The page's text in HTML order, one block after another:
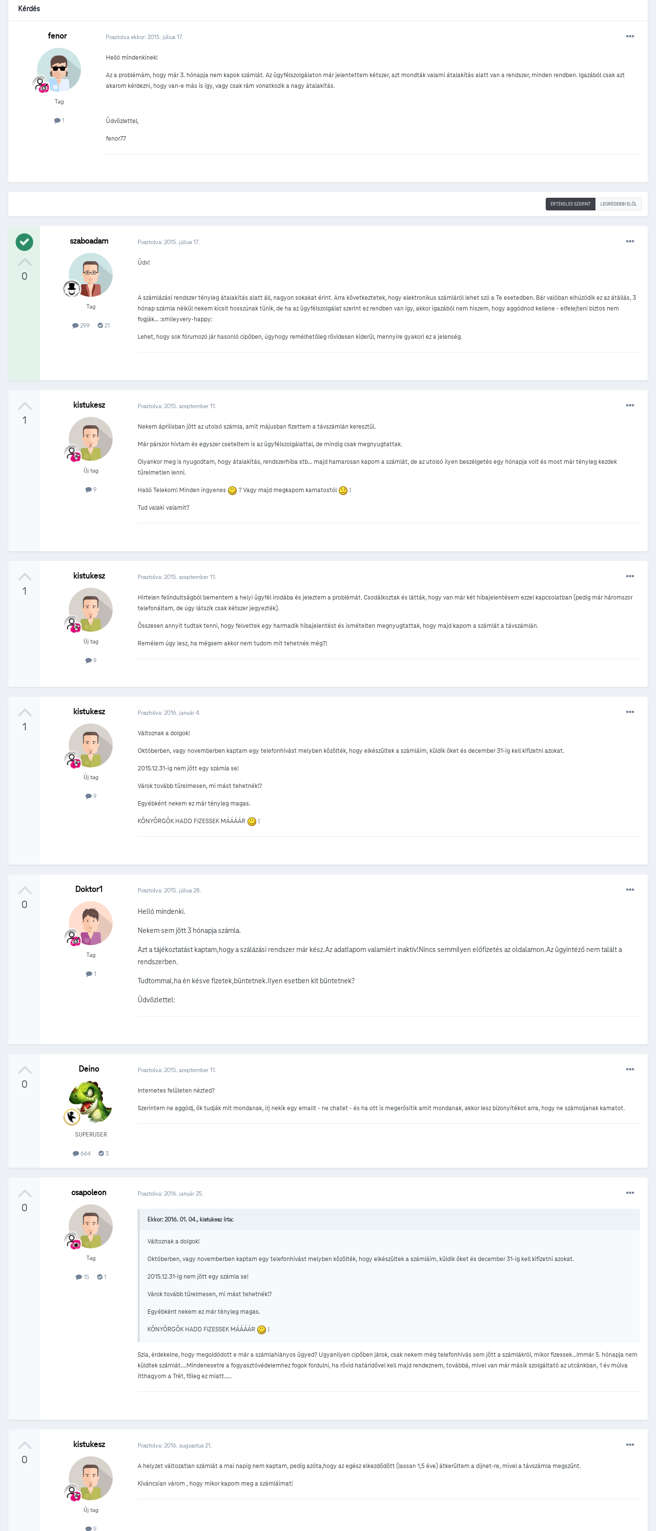
Kérdés
fenor
Tag
1
Posztolva ekkor: 2015. július 17.
Helló mindenkinek!
Az a problémám, hogy már 3. hónapja nem kapok számlát. Az ügyfélszolgálaton már jelentettem kétszer, azt mondták valami átalakítás alatt van a rendszer, minden rendben. Igazából csak azt
akarom kérdezni, hogy van-e más is így, vagy csak rám vonatkozik a nagy átalakítás.
Üdvözlettel,
fenor77
ÉRTÉKELÉS SZERINT LEGRÉGEBBI ELÖL
0
szaboadam
Tag
299 21
Posztolva: 2015. július 17.
Üdv!
A számlázási rendszer tényleg átalakítás alatt áll, nagyon sokakat érint. Arra következtetek, hogy elektronikus számláról lehet szó a Te esetedben. Bár valóban elhúzódik ez az átállás, 3
hónap számla nélkül nekem kicsit hosszúnak tűnik, de ha az ügyfélszolgálat szerint ez rendben van így, akkor igazából nem hiszem, hogy aggódnod kellene - elfelejteni biztos nem
fogják... :smileyvery-happy:
Lehet, hogy sok fórumozó jár hasonló cipőben, úgyhogy remélhetőleg rövidesen kiderül, mennyire gyakori ez a jelenség.
1
kistukesz
Új tag
9
Posztolva: 2015. szeptember 11.
Nekem áprilisban jött az utolsó számla, amit májusban fizettem a távszámlán keresztül.
Már párszor hívtam és egyszer cseteltem is az ügyfélszolgálattal, de mindig csak megnyugtattak.
Olyankor meg is nyugodtam, hogy átalakítás, rendszerhiba stb... majd hamarosan kapom a számlát, de az utolsó ilyen beszélgetés egy hónapja volt és most már tényleg kezdek
türelmetlen lenni.
Halló Telekom! Minden ingyenes ? Vagy majd megkapom kamatostól !
Tud valaki valamit?
1
kistukesz
Új tag
9
Posztolva: 2015. szeptember 11.
Hirtelen felindultságból bementem a helyi ügyfél irodába és jeleztem a problémát. Csodálkoztak és látták, hogy van már két hibajelentésem ezzel kapcsolatban (pedig már háromszor
telefonáltam, de úgy látszik csak kétszer jegyezték).
Összesen annyit tudtak tenni, hogy felvettek egy harmadik hibajelentést és ismételten megnyugtattak, hogy majd kapom a számlát a távszámlán.
Remélem úgy lesz, ha mégsem akkor nem tudom mit tehetnék még?!
1
kistukesz
Új tag
9
Posztolva: 2016. január 4.
Változnak a dolgok!
Októberben, vagy novemberben kaptam egy telefonhívást melyben közölték, hogy elkészültek a számláim, küldik őket és december 31-ig kell kifizetni azokat.
2015.12.31-ig nem jött egy számla se!
Várok tovább türelmesen, mi mást tehetnék!?
Egyébként nekem ez már tényleg magas.
KÖNYÖRGÖK HADD FIZESSEK MÁÁÁÁR !
0
Doktor1
Tag
1
Posztolva: 2015. július 28.
Helló mindenki.
Nekem sem jött 3 hónapja számla.
Azt a tájékoztatást kaptam,hogy a szálázási rendszer már kész.Az adatlapom valamiért inaktív!Nincs semmilyen előfizetés az oldalamon.Az ügyintéző nem talált a
rendszerben.
Tudtommal,ha én késve fizetek,büntetnek.Ilyen esetben kit büntetnek?
Üdvözlettel:
0
Deino
SUPERUSER
664 3
Posztolva: 2015. szeptember 11.
Internetes felületen nézted?
Szerintem ne aggódj, ők tudják mit mondanak, írj nekik egy emailt - ne chatet - és ha ott is megerősítik amit mondanak, akkor lesz bizonyítékot arra, hogy ne számoljanak kamatot.
0
csapoleon
Tag
15 1
Posztolva: 2016. január 25.
Ekkor: 2016. 01. 04., kistukesz írta:
Változnak a dolgok!
Októberben, vagy novemberben kaptam egy telefonhívást melyben közölték, hogy elkészültek a számláim, küldik őket és december 31-ig kell kifizetni azokat.
2015.12.31-ig nem jött egy számla se!
Várok tovább türelmesen, mi mást tehetnék!?
Egyébként nekem ez már tényleg magas.
KÖNYÖRGÖK HADD FIZESSEK MÁÁÁÁR !
Szia, érdekelne, hogy megoldódott e már a számlahiányos ügyed? Ugyanilyen cipőben járok, csak nekem még telefonhívás sem jött a számlákról, mikor fizessek...Immár 5. hónapja nem
küldtek számlát....Mindenesetre a fogyasztóvédelemhez fogok fordulni, ha rövid határidővel kell majd rendeznem, továbbá, mivel van már másik szolgáltató az utcánkban, 1 év múlva
itthagyom a Trét, főleg ez miatt.....
0
kistukesz
Új tag
9
Posztolva: 2016. augusztus 21.
A helyzet változatlan számlát a mai napig nem kaptam, pedig azóta,hogy az egész elkezdődött (lassan 1,5 éve) átkerültem a dijnet-re, mivel a távszámla megszűnt.
Kíváncsian várom , hogy mikor kapom meg a számláimat!